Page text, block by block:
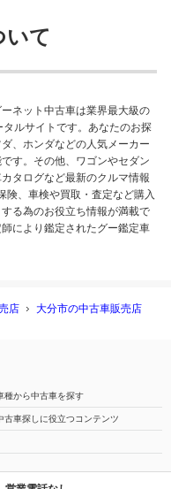
いて
ネット中古車は業界最大級の
ルサイトです。あなたのお探
、ホンダなどの人気メーカー
す。その他、ワゴンやセダン
タログなど最新のクルマ情報
険、車検や買取・査定など購入
る為のお役立ち情報が満載で
により鑑定されたグー鑑定車
店
大分市の中古車販売店
種から中古車を探す
古車探しに役立つコンテンツ